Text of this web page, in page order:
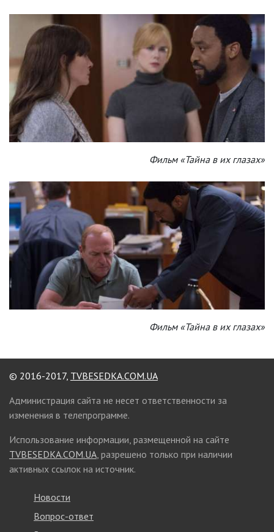
Фильм «Тайна в их глазах»
Фильм «Тайна в их глазах»
© 2016-2017, TVBESEDKA.COM.UA
Администрация сайта не несет ответственности за
изменения в телепрограмме.
Использование информации, размещенной на сайте
TVBESEDKA.COM.UA, разрешено только при наличии
активных ссылок на источник.
Новости
Вопрос-ответ